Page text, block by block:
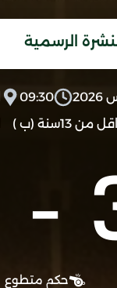
الرسمية
09:30
من 13سنة (ب )
-
حكم متطوع